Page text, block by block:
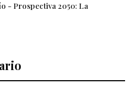
- Prospectiva 2050: La